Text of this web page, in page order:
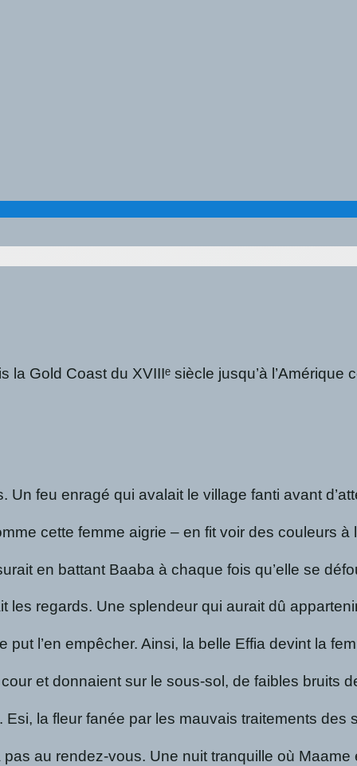
Gold Coast du XVIIIᵉ siècle jusqu’à
feu enragé qui avalait le village fanti avant
cette femme aigrie – en fit voir des
en battant Baaba à chaque fois qu’elle se
regards. Une splendeur qui aurait dû
l’en empêcher. Ainsi, la belle Effia devint
et donnaient sur le sous-sol, de faibles
la fleur fanée par les mauvais traitements
au rendez-vous. Une nuit tranquille où